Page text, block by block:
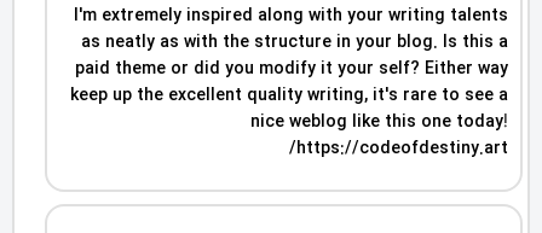
I'm extremely inspired along with your writing talents
as neatly as with the structure in your blog. Is this a
paid theme or did you modify it your self? Either way
keep up the excellent quality writing, it's rare to see a
nice weblog like this one today!
https://codeofdestiny.art/